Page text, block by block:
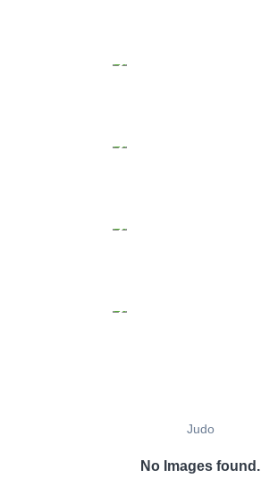
Judo
No Images found.